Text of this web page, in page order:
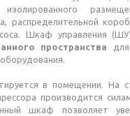
изолированного
распределительной
Шкаф управления
пространства для
в помещении. На
производится
шкаф позволяет